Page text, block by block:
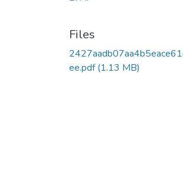
Files
ee.pdf(1.13 MB)